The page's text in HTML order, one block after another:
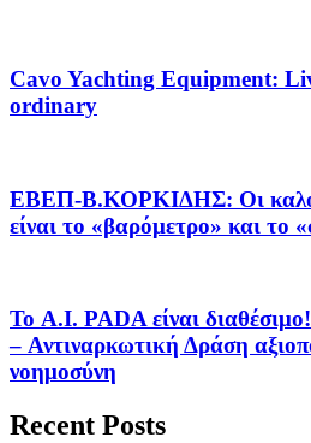
Cavo Yachting Equipment:
ordinary
EΒΕΠ-Β.ΚΟΡΚΙΔΗΣ: Οι
είναι το «βαρόμετρο» και το
Το A.I. PADA είναι
– Αντιναρκωτική Δράση
νοημοσύνη
Recent Posts